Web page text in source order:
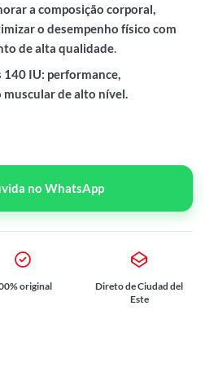
a composição corporal,
o desempenho físico com
de alta qualidade.
140 IU: performance,
muscular de alto nível.
no WhatsApp
original
Direto de Ciudad del
Este